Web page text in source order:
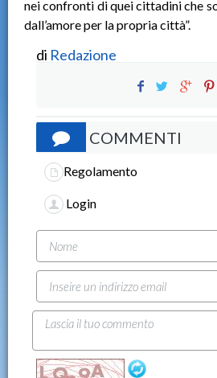
nei confronti di quei cittadini che
dall’amore per la propria città”.
di Redazione
COMMENTI
Regolamento
Login